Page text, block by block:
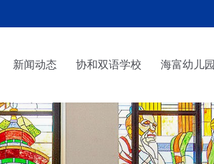
新闻动态 协和双语学校 海富幼儿园